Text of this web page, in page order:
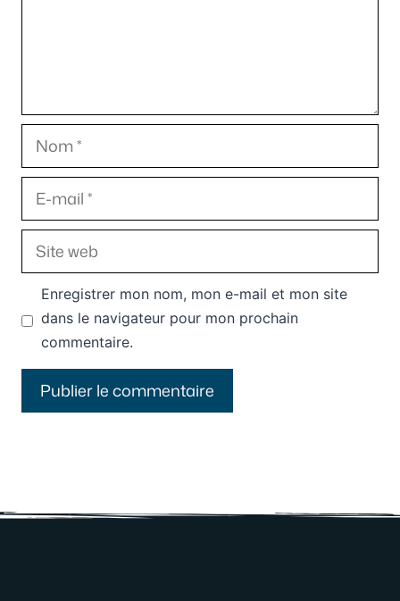
Nom
E-
mail
Site
web
Enregistrer mon nom, mon e-mail et mon site
dans le navigateur pour mon prochain
commentaire.